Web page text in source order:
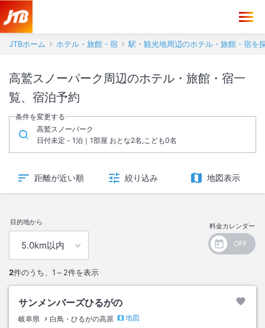
JTBホーム ホテル・旅館・宿 駅・観光地周辺のホテル・旅館・宿を
高鷲スノーパーク周辺のホテル・旅館・宿一
覧、宿泊予約
条件を変更する
高鷲スノーパーク
日付未定 - 1泊｜1部屋 おとな2名,こども0名
距離が近い順 絞り込み 地図表示
目的地から 料金カレンダー
2件のうち、 1～2件を表示
サンメンバーズひるがの
岐阜県 白鳥・ひるがの高原
地図